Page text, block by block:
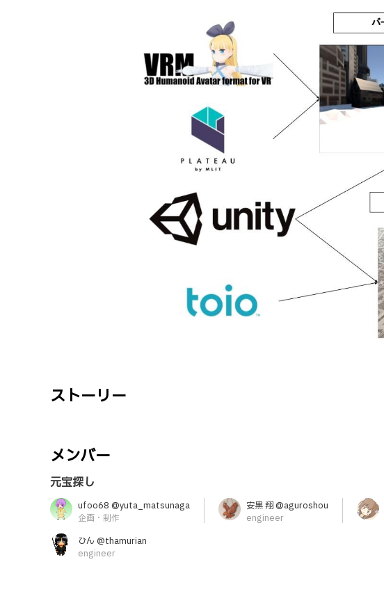
ストーリー
メンバー
元宝探し
ufoo68 @yuta_matsunaga
企画・制作
安黒 翔 @aguroshou
engineer
ひん @thamurian
engineer